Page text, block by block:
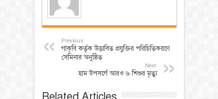
Previous:
গাকৃবি কর্তৃক উদ্ভাবিত প্রযুক্তির পরিচিতিকরণে
সেমিনার অনুষ্ঠিত
Next:
হাম উপসর্গে আরও ৬ শিশুর মৃত্যু
Related Articles